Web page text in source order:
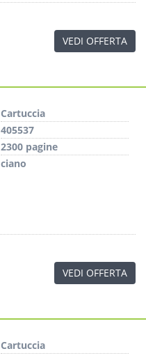
VEDI OFFERTA
Cartuccia
405537
2300 pagine
ciano
VEDI OFFERTA
Cartuccia